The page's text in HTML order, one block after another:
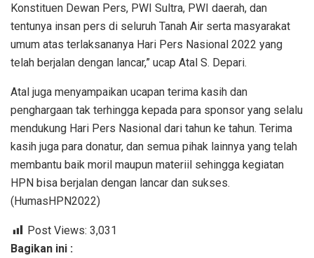
Konstituen Dewan Pers, PWI Sultra, PWI daerah, dan
tentunya insan pers di seluruh Tanah Air serta masyarakat
umum atas terlaksananya Hari Pers Nasional 2022 yang
telah berjalan dengan lancar,” ucap Atal S. Depari.
Atal juga menyampaikan ucapan terima kasih dan
penghargaan tak terhingga kepada para sponsor yang selalu
mendukung Hari Pers Nasional dari tahun ke tahun. Terima
kasih juga para donatur, dan semua pihak lainnya yang telah
membantu baik moril maupun materiil sehingga kegiatan
HPN bisa berjalan dengan lancar dan sukses.
(HumasHPN2022)
Post Views: 3,031
Bagikan ini :